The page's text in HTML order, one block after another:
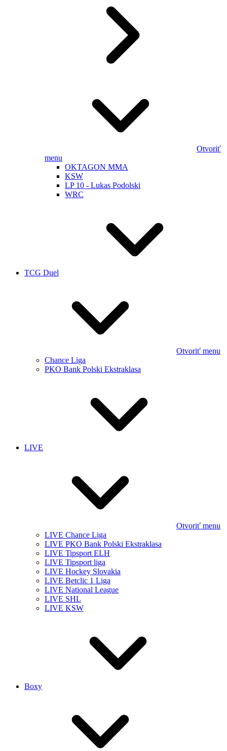
Otvoriť
menu
OKTAGON MMA
KSW
LP 10 - Lukas Podolski
WRC
TCG Duel
Otvoriť menu
Chance Liga
PKO Bank Polski Ekstraklasa
LIVE
Otvoriť menu
LIVE Chance Liga
LIVE PKO Bank Polski Ekstraklasa
LIVE Tipsport ELH
LIVE Tipsport liga
LIVE Hockey Slovakia
LIVE Betclic 1 Liga
LIVE National League
LIVE SHL
LIVE KSW
Boxy